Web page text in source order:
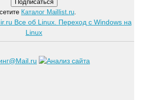
Каталог Maillist.ru.